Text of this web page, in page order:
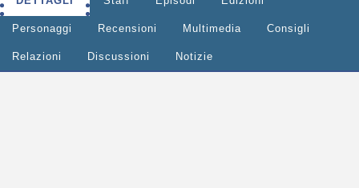
Personaggi Recensioni Multimedia Consigli
Relazioni Discussioni Notizie